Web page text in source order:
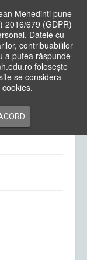
Mehedinti pune
2016/679 (GDPR)
Datele cu
contribuabililor
a putea răspunde
folosește
se considera